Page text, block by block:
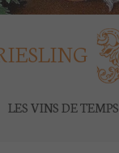
LES VINS DE TEMPS